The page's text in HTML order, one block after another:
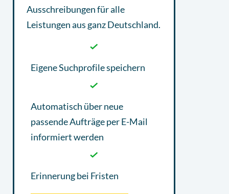
Ausschreibungenfür alle
Leistungen aus ganz Deutschland.
Eigene Suchprofile speichern
Automatisch über neue
passende Aufträge per E-Mail
informiert werden
Erinnerung bei Fristen